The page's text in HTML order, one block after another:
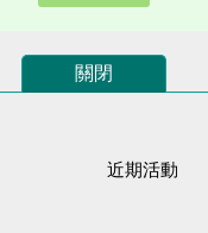
關閉
近期活動